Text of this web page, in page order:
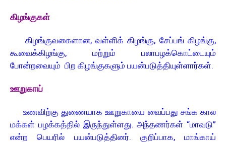
கிழங்குகள்
கிழங்குவகைளான, வள்ளிக் கிழங்கு, சேப்பங் கிழங்கு,
கூவைக்கிழங்கு, மற்றும் பலாபழக்கொட்டையும்
போன்றவையும் பிற கிழங்குகளும் பயன்படுத்தியுள்ளார்கள்.
ஊறுகாய்
உணவிற்கு துணையாக ஊறுகாயை வைப்பது சங்க கால
மக்கள் பழக்கத்தில் இருந்துள்ளது. அந்தணர்கள் “மாவடு”
என்ற பெயரில் பயன்படுத்தினர். குறிப்பாக, மாங்காய்